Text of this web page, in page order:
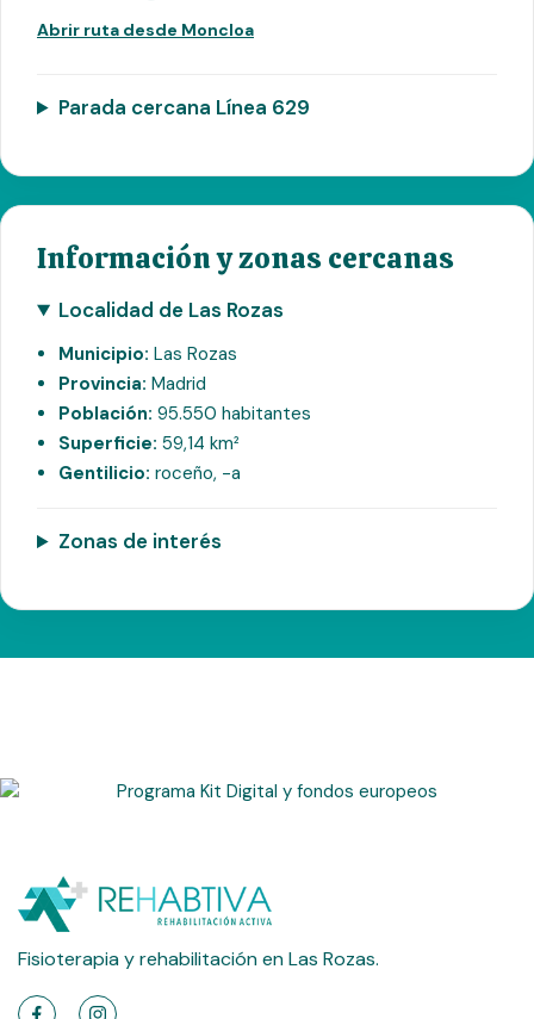
Abrir ruta desde Moncloa
Parada cercana Línea 629
Información y zonas cercanas
Localidad de Las Rozas
Municipio: Las Rozas
Provincia: Madrid
Población: 95.550 habitantes
Superficie: 59,14 km²
Gentilicio: roceño, -a
Zonas de interés
Fisioterapia y rehabilitación en Las Rozas.